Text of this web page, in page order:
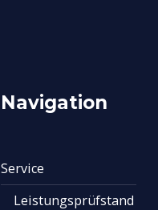
Navigation
Service
Leistungsprüfstand